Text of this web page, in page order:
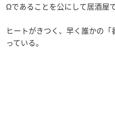
Ωであることを公にして居酒屋
ヒートがきつく、早く誰かの
っている。